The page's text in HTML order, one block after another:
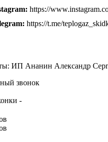
https://
https://t.me/
ИП Ананин Александр
звонок
-